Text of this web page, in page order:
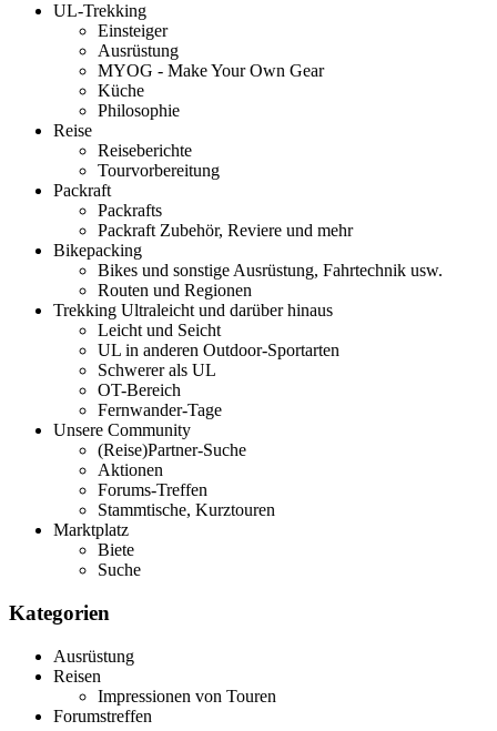
UL-Trekking
Einsteiger
Ausrüstung
MYOG - Make Your Own Gear
Küche
Philosophie
Reise
Reiseberichte
Tourvorbereitung
Packraft
Packrafts
Packraft Zubehör, Reviere und mehr
Bikepacking
Bikes und sonstige Ausrüstung, Fahrtechnik usw.
Routen und Regionen
Trekking Ultraleicht und darüber hinaus
Leicht und Seicht
UL in anderen Outdoor-Sportarten
Schwerer als UL
OT-Bereich
Fernwander-Tage
Unsere Community
(Reise)Partner-Suche
Aktionen
Forums-Treffen
Stammtische, Kurztouren
Marktplatz
Biete
Suche
Kategorien
Ausrüstung
Reisen
Impressionen von Touren
Forumstreffen